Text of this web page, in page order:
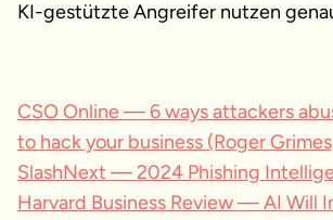
KI-gestützte Angreifer nutzen
CSO Online — 6 ways attackers
to hack your business (Roger
SlashNext — 2024 Phishing
Harvard Business Review — AI Will